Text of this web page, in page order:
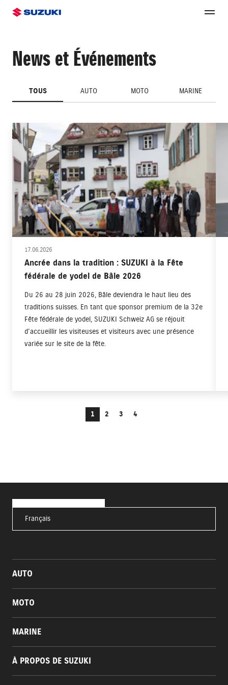
News et Événements
TOUS AUTO MOTO MARINE
17.06.2026
Ancrée dans la tradition : SUZUKI à la Fête
fédérale de yodel de Bâle 2026
Du 26 au 28 juin 2026, Bâle deviendra le haut lieu des
traditions suisses. En tant que sponsor premium de la 32e
Fête fédérale de yodel, SUZUKI Schweiz AG se réjouit
d’accueillir les visiteuses et visiteurs avec une présence
variée sur le site de la fête.
1 2 3 4
Français
AUTO
MOTO
MARINE
À PROPOS DE SUZUKI